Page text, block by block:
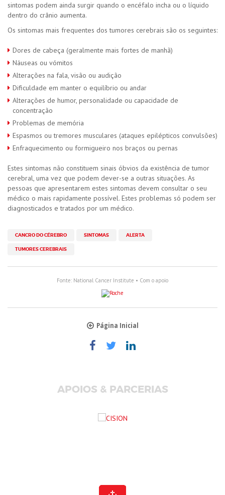
sintomas podem ainda surgir quando o encéfalo incha ou o líquido
dentro do crânio aumenta.
Os sintomas mais frequentes dos tumores cerebrais são os seguintes:
Dores de cabeça (geralmente mais fortes de manhã)
Náuseas ou vómitos
Alterações na fala, visão ou audição
Dificuldade em manter o equilíbrio ou andar
Alterações de humor, personalidade ou capacidade de
concentração
Problemas de memória
Espasmos ou tremores musculares (ataques epilépticos convulsões)
Enfraquecimento ou formigueiro nos braços ou pernas
Estes sintomas não constituem sinais óbvios da existência de tumor
cerebral, uma vez que podem dever-se a outras situações. As
pessoas que apresentarem estes sintomas devem consultar o seu
médico o mais rapidamente possível. Estes problemas só podem ser
diagnosticados e tratados por um médico.
CANCRO DO CÉREBRO SINTOMAS ALERTA
TUMORES CEREBRAIS
Fonte: National Cancer Institute • Com o apoio
Página Inicial
APOIOS & PARCERIAS